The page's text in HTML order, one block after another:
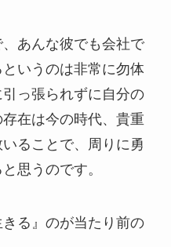
あんな彼でも会社で
いうのは非常に勿体
っ張られずに自分の
在は今の時代、貴重
ることで、周りに勇
思うのです。
きる』のが当たり前の